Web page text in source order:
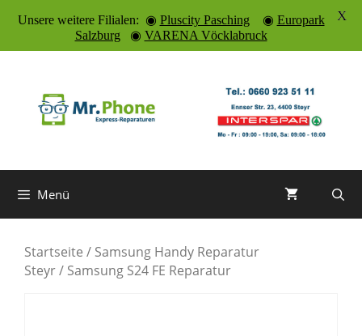
springen
Menü
Startseite / Samsung Handy Reparatur
Steyr/ Samsung S24 FE Reparatur
Unsere weitere Filialen: ◉ Pluscity Pasching◉ Europark
Salzburg◉ VARENA Vöcklabruck
X